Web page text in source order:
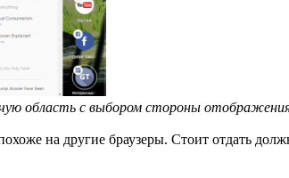
область с выбором стороны
на другие браузеры. Стоит отдать